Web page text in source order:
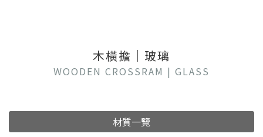
木橫擔｜玻璃
WOODEN CROSSRAM | GLASS
材質一覽